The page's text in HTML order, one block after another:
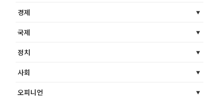
경제
국제
정치
사회
오피니언